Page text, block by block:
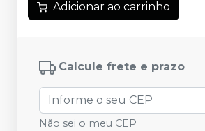
Adicionar ao carrinho
Calcule frete e prazo
Não sei o meu CEP